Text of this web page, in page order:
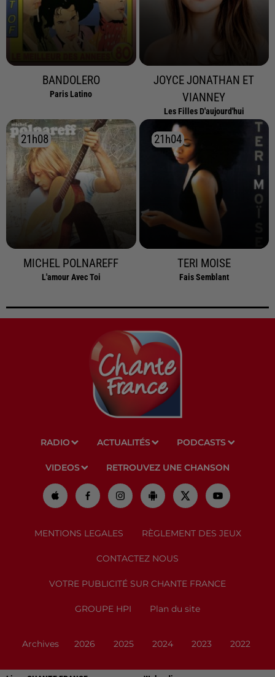
BANDOLERO
Paris Latino
JOYCE JONATHAN ET
VIANNEY
Les Filles D'aujourd'hui
21h08
21h08
MICHEL POLNAREFF
L'amour Avec Toi
21h04
21h04
TERI MOISE
Fais Semblant
RADIO ACTUALITÉS PODCASTS
VIDEOS RETROUVEZ UNE CHANSON
MENTIONS LEGALES RÈGLEMENT DES JEUX
CONTACTEZ NOUS
VOTRE PUBLICITÉ SUR CHANTE FRANCE
GROUPE HPI Plan du site
Archives 2026 2025 2024 2023 2022